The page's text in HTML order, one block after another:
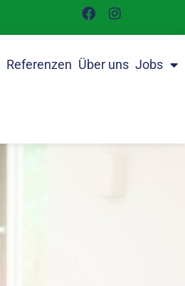
Referenzen Über uns Jobs